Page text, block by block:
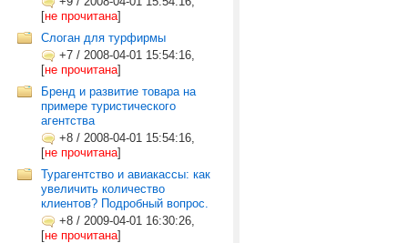
[не прочитана]
Cлоган для турфирмы
+7 / 2008-04-01 15:54:16,
[не прочитана]
Бренд и развитие товара на
примере туристического
агентства
+8 / 2008-04-01 15:54:16,
[не прочитана]
Турагентство и авиакассы: как
увеличить количество
клиентов? Подробный вопрос.
+8 / 2009-04-01 16:30:26,
[не прочитана]